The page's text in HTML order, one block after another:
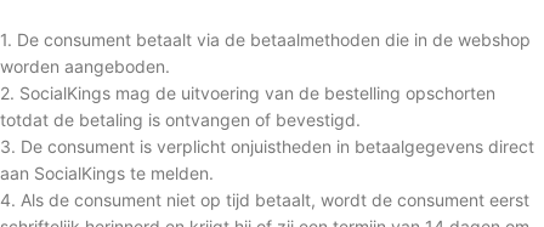
1. De consument betaalt via de betaalmethoden die in de webshop
worden aangeboden.
2. SocialKings mag de uitvoering van de bestelling opschorten
totdat de betaling is ontvangen of bevestigd.
3. De consument is verplicht onjuistheden in betaalgegevens direct
aan SocialKings te melden.
4. Als de consument niet op tijd betaalt, wordt de consument eerst